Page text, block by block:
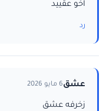
اخو عقييد
رد
عشق6 مايو 2026
زخرفه عشق